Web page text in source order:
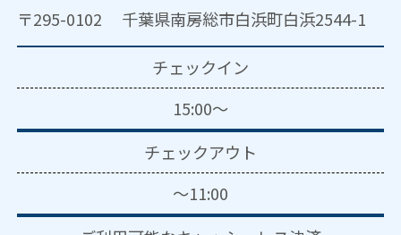
〒295-0102 千葉県南房総市白浜町白浜2544-1
チェックイン
15:00～
チェックアウト
～11:00